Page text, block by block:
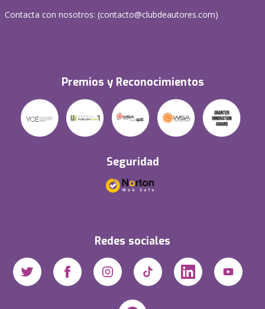
Contacta con nosotros: (contacto@clubdeautores.com)
Premios y Reconocimientos
Seguridad
Redes sociales